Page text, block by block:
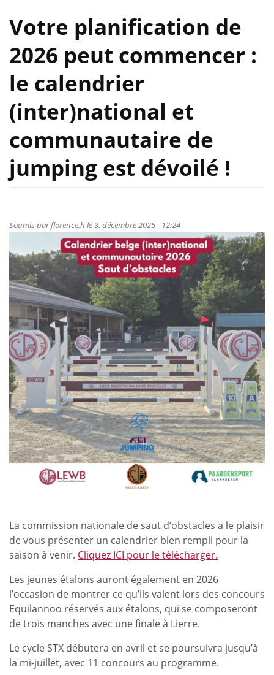
Votre planification de
2026 peut commencer :
le calendrier
(inter)national et
communautaire de
jumping est dévoilé !
Soumis parflorence.h le 3. décembre 2025 - 12:24
La commission nationale de saut d’obstacles a le plaisir
de vous présenter un calendrier bien rempli pour la
saison à venir. Cliquez ICI pour le télécharger.
Les jeunes étalons auront également en 2026
l’occasion de montrer ce qu’ils valent lors des concours
Equilannoo réservés aux étalons, qui se composeront
de trois manches avec une finale à Lierre.
Le cycle STX débutera en avril et se poursuivra jusqu’à
la mi-juillet, avec 11 concours au programme.